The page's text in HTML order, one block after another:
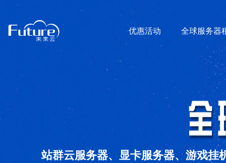
优惠活动 全球服务器
站群云服务器、显卡服务器、游戏